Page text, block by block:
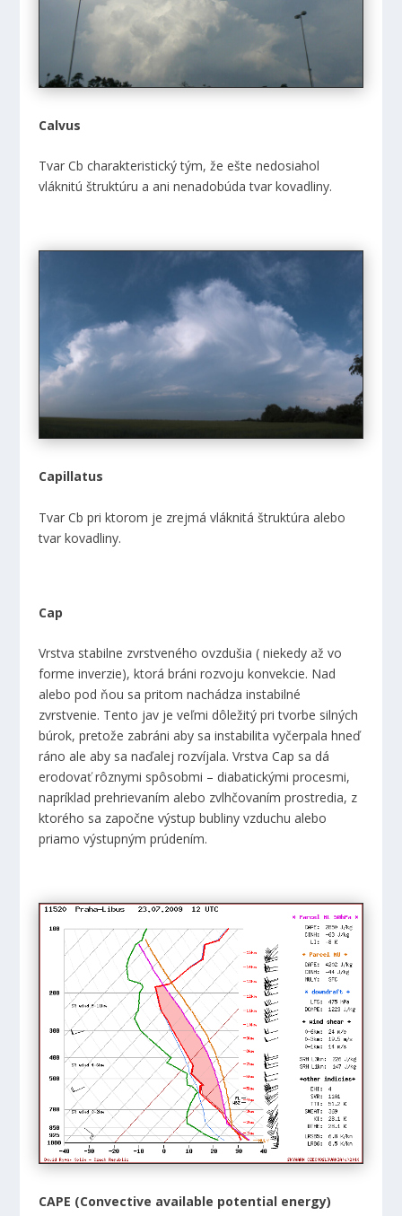
Calvus
Tvar Cb charakteristický tým, že ešte nedosiahol
vláknitú štruktúru a ani nenadobúda tvar kovadliny.
Capillatus
Tvar Cb pri ktorom je zrejmá vláknitá štruktúra alebo
tvar kovadliny.
Cap
Vrstva stabilne zvrstveného ovzdušia ( niekedy až vo
forme inverzie), ktorá bráni rozvoju konvekcie. Nad
alebo pod ňou sa pritom nachádza instabilné
zvrstvenie. Tento jav je veľmi dôležitý pri tvorbe silných
búrok, pretože zabráni aby sa instabilita vyčerpala hneď
ráno ale aby sa naďalej rozvíjala. Vrstva Cap sa dá
erodovať rôznymi spôsobmi – diabatickými procesmi,
napríklad prehrievaním alebo zvlhčovaním prostredia, z
ktorého sa započne výstup bubliny vzduchu alebo
priamo výstupným prúdením.
CAPE (Convective available potential energy)